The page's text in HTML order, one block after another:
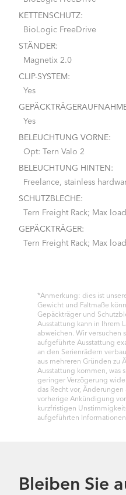
KETTENSCHUTZ:
BioLogic FreeDrive
STÄNDER:
Magnetix 2.0
CLIP-SYSTEM:
Yes
Yes
BELEUCHTUNG VORNE:
Opt: Tern Valo 2
BELEUCHTUNG HINTEN:
Freelance, stainless
SCHUTZBLECHE:
Tern Freight Rack; Max
GEPÄCKTRÄGER:
Tern Freight Rack; Max
*Anmerkung: dies ist
Gewicht und Faltmaße
Gepäckträger und
Ausstattung kann in Ihrem
abweichen. Wir versuchen
aufgeführte Ausstattung
an den Serienrädern
aus mehreren Gründen zu
Ausstattung kommen, was
geringer Verzögerung
das Recht vor,
vorherige Ankündigung
kurzfristigen
aufgeführten
Bleiben Sie